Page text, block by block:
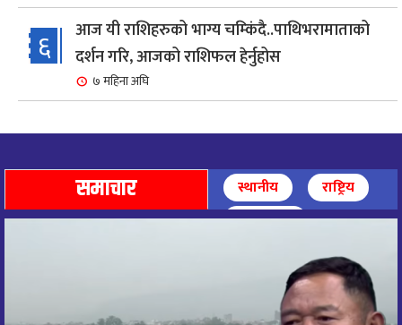
६
आज यी राशिहरुको भाग्य चम्किंदै..पाथिभरामाताको
दर्शन गरि, आजको राशिफल हेर्नुहोस
७ महिना अघि
७
८ महिना अघि
८
आज पाथिभारा माताको दर्शन गरि, दिनको सुरुवात गर्दै,
आज माताभगवती जगज्जननी पाथिभरादेवीको दर्शन गरि
समाचार स्थानीय
राष्ट्रिय
अन्तर्राष्ट्रिय